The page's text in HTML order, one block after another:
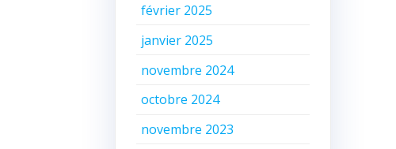
février 2025
janvier 2025
novembre 2024
octobre 2024
novembre 2023